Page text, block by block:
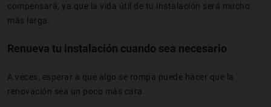
compensará, ya que la vida útil de tu instalación será mucho
más larga.
Renueva tu instalación cuando sea necesario
A veces, esperar a que algo se rompa puede hacer que la
renovación sea un poco más cara.